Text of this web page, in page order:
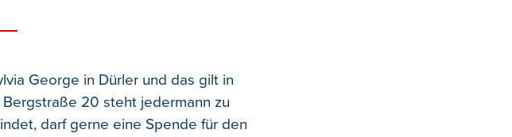
George in Dürler und das gilt in
20 steht jedermann zu
darf gerne eine Spende für den